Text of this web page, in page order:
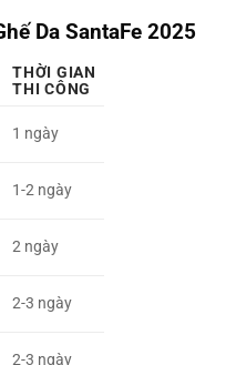
Da SantaFe 2025
THỜI GIAN
THI CÔNG
1 ngày
1-2 ngày
2 ngày
2-3 ngày
2-3 ngày